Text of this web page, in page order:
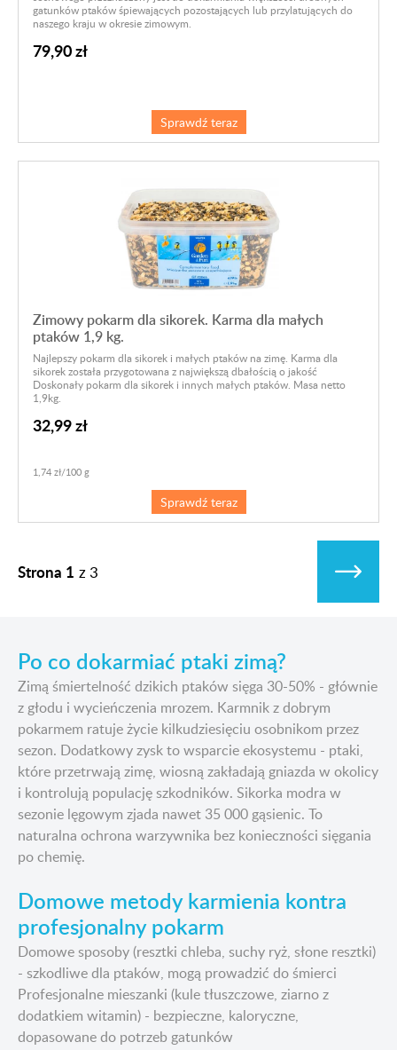
gatunków ptaków śpiewających pozostających lub przylatujących do
naszego kraju w okresie zimowym.
79,90 zł
Sprawdź teraz
Zimowy pokarm dla sikorek. Karma dla małych
ptaków 1,9 kg.
Najlepszy pokarm dla sikorek i małych ptaków na zimę. Karma dla
sikorek została przygotowana z największą dbałością o jakość
Doskonały pokarm dla sikorek i innych małych ptaków. Masa netto
1,9kg.
32,99 zł
1,74 zł/100 g
Sprawdź teraz
Strona 1 z 3
Po co dokarmiać ptaki zimą?
Zimą śmiertelność dzikich ptaków sięga 30-50% - głównie
z głodu i wycieńczenia mrozem. Karmnik z dobrym
pokarmem ratuje życie kilkudziesięciu osobnikom przez
sezon. Dodatkowy zysk to wsparcie ekosystemu - ptaki,
które przetrwają zimę, wiosną zakładają gniazda w okolicy
i kontrolują populację szkodników. Sikorka modra w
sezonie lęgowym zjada nawet 35 000 gąsienic. To
naturalna ochrona warzywnika bez konieczności sięgania
po chemię.
Domowe metody karmienia kontra
profesjonalny pokarm
Domowe sposoby (resztki chleba, suchy ryż, słone resztki)
- szkodliwe dla ptaków, mogą prowadzić do śmierci
Profesjonalne mieszanki (kule tłuszczowe, ziarno z
dodatkiem witamin) - bezpieczne, kaloryczne,
dopasowane do potrzeb gatunków